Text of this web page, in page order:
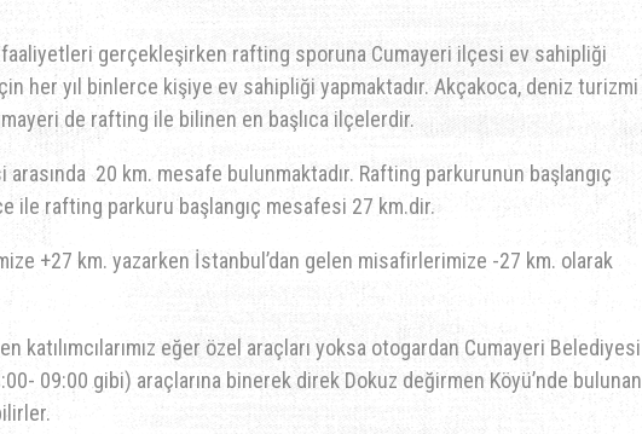
gerçekleşirken rafting sporuna Cumayeri ilçesi ev sahipliği
her yıl binlerce kişiye ev sahipliği yapmaktadır. Akçakoca, deniz turizmi
de rafting ile bilinen en başlıca ilçelerdir.
20 km. mesafe bulunmaktadır. Rafting parkurunun başlangıç
ile rafting parkuru başlangıç mesafesi 27 km.dir.
+27 km. yazarken İstanbul’dan gelen misafirlerimize -27 km. olarak
katılımcılarımız eğer özel araçları yoksa otogardan Cumayeri Belediyesi
09:00 gibi) araçlarına binerek direk Dokuz değirmen Köyü’nde bulunan